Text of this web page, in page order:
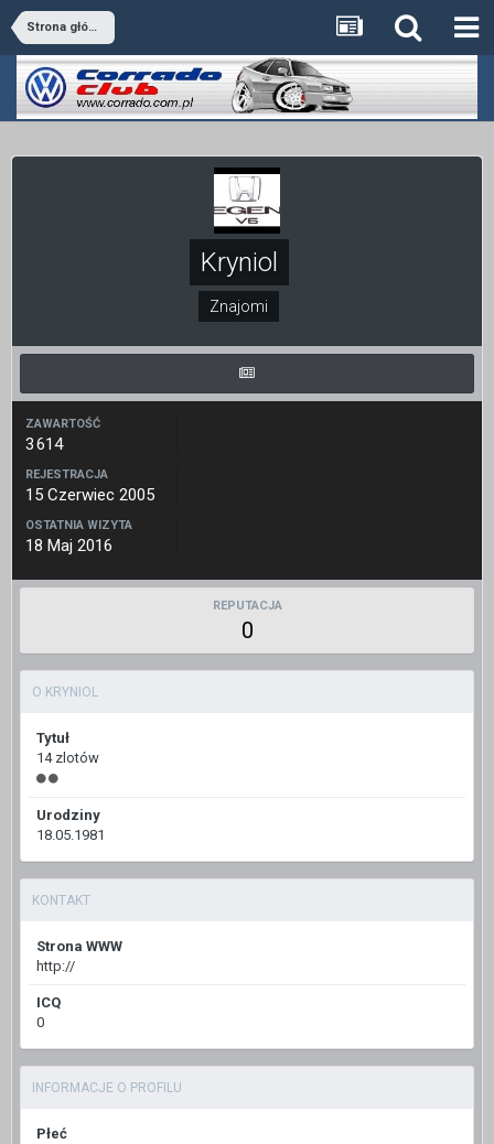
Strona główna
Kryniol
Znajomi
ZAWARTOŚĆ
3 614
REJESTRACJA
15 Czerwiec 2005
OSTATNIA WIZYTA
18 Maj 2016
REPUTACJA
0
O KRYNIOL
Tytuł
14 zlotów
Urodziny
18.05.1981
KONTAKT
Strona WWW
http://
ICQ
0
INFORMACJE O PROFILU
Płeć